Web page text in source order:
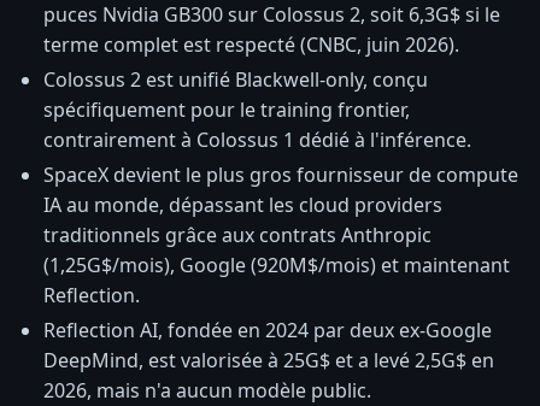
puces Nvidia GB300 sur Colossus 2, soit 6,3G$ si le
terme complet est respecté (CNBC, juin 2026).
Colossus 2 est unifié Blackwell-only, conçu
spécifiquement pour le training frontier,
contrairement à Colossus 1 dédié à l'inférence.
SpaceX devient le plus gros fournisseur de compute
IA au monde, dépassant les cloud providers
traditionnels grâce aux contrats Anthropic
(1,25G$/mois), Google (920M$/mois) et maintenant
Reflection.
Reflection AI, fondée en 2024 par deux ex-Google
DeepMind, est valorisée à 25G$ et a levé 2,5G$ en
2026, mais n'a aucun modèle public.